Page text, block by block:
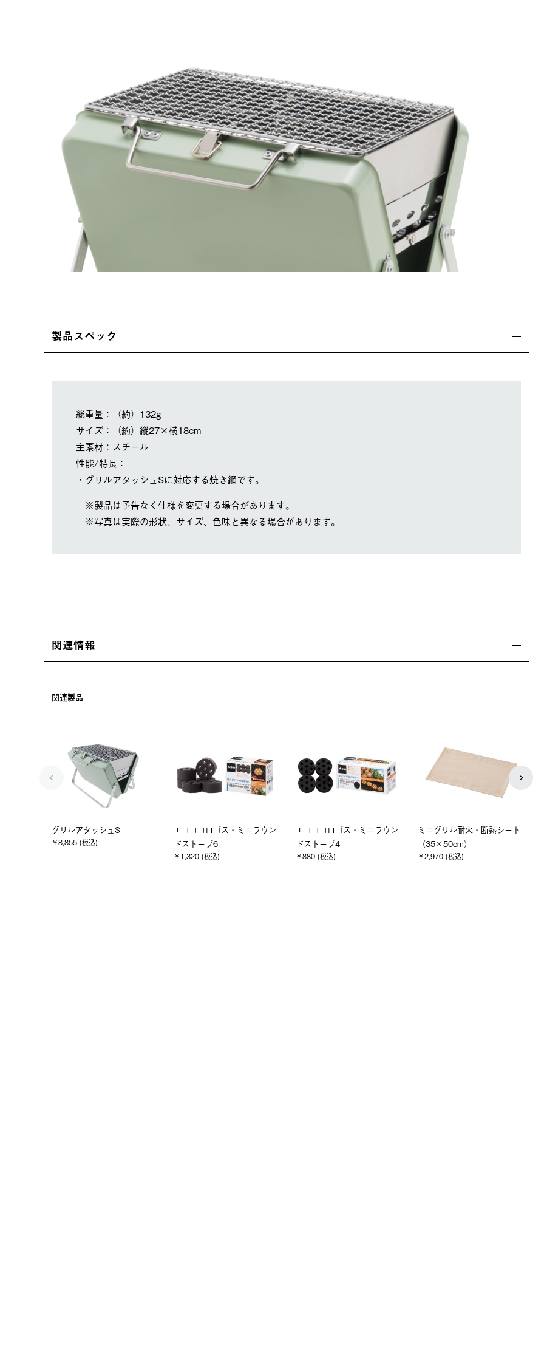
製品スペック
総重量：（約）132g
サイズ：（約）縦27×横18cm
主素材：スチール
性能/特長：
・グリルアタッシュSに対応する焼き網です。
※製品は予告なく仕様を変更する場合があります。
※写真は実際の形状、サイズ、色味と異なる場合があります。
関連情報
関連製品
エコココロゴス・ミニラウン
ドストーブ4
ミニグリル耐火・断熱シート
（35×50cm）
￥2,970 (税込)
ナバホ ソフトレザーグロー
ブ
￥4,510 (税込)
LOGOS 折りたたみトング
￥2,970 (税込)